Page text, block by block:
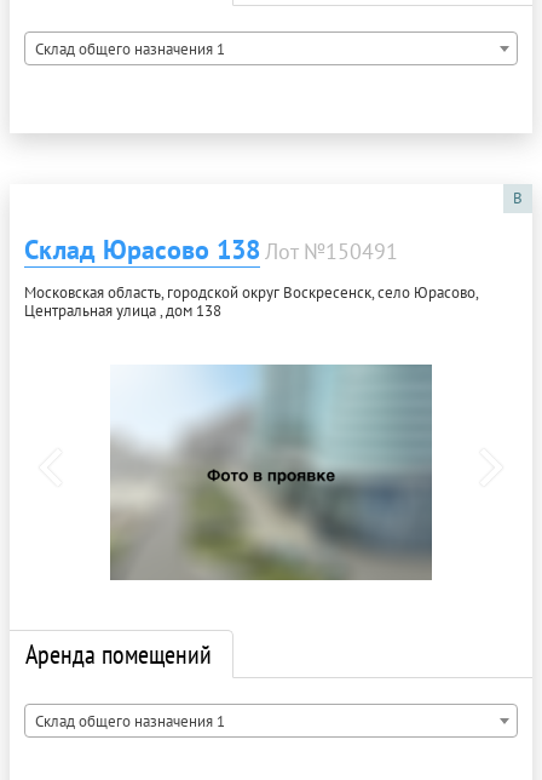
Склад общего назначения 1
B
Склад Юрасово 138Лот №150491
Московская область, городской округ Воскресенск, село Юрасово,
Центральная улица , дом 138
Аренда помещений
Склад общего назначения 1